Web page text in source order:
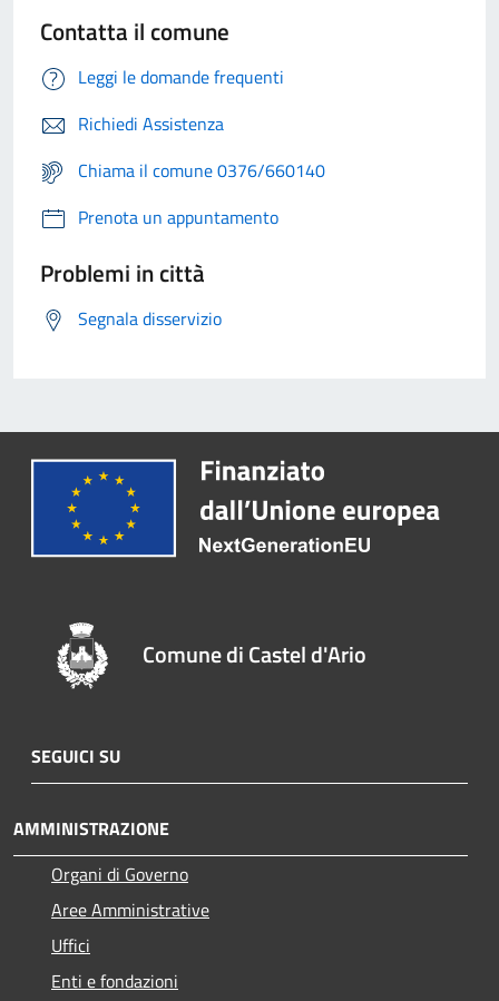
Contatta il comune
Leggi le domande frequenti
Richiedi Assistenza
Chiama il comune 0376/660140
Prenota un appuntamento
Problemi in città
Segnala disservizio
Comune di Castel d'Ario
SEGUICI SU
AMMINISTRAZIONE
Organi di Governo
Aree Amministrative
Uffici
Enti e fondazioni